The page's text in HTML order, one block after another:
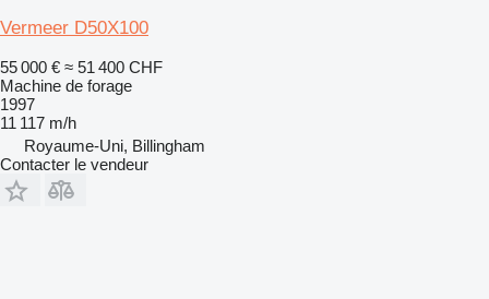
Vermeer D50X100
55 000 € ≈ 51 400 CHF
Machine de forage
1997
11 117 m/h
Royaume-Uni, Billingham
Contacter le vendeur